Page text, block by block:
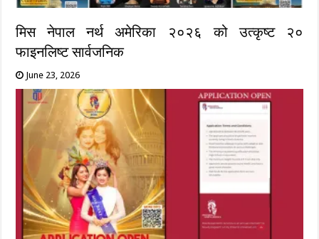
मिस नेपाल नर्थ अमेरिका २०२६ को उत्कृष्ट २०
फाइनलिष्ट सार्वजनिक
June 23, 2026